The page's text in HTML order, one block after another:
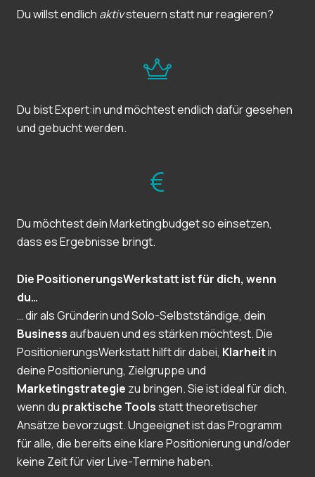
Du willst endlich aktivsteuern statt nur reagieren?
Du bist Expert:in und möchtest endlich dafür gesehen
und gebucht werden.
Du möchtest dein Marketingbudget so einsetzen,
dass es Ergebnisse bringt.
Die PositionerungsWerkstatt ist für dich, wenn
du…
… dir als Gründerin und Solo-Selbstständige, dein
Businessaufbauen und es stärken möchtest. Die
PositionierungsWerkstatt hilft dir dabei, Klarheitin
deine Positionierung, Zielgruppe und
Marketingstrategie zu bringen. Sie ist ideal für dich,
wenn du praktische Toolsstatt theoretischer
Ansätze bevorzugst. Ungeeignet ist das Programm
für alle, die bereits eine klare Positionierung und/oder
keine Zeit für vier Live-Termine haben.